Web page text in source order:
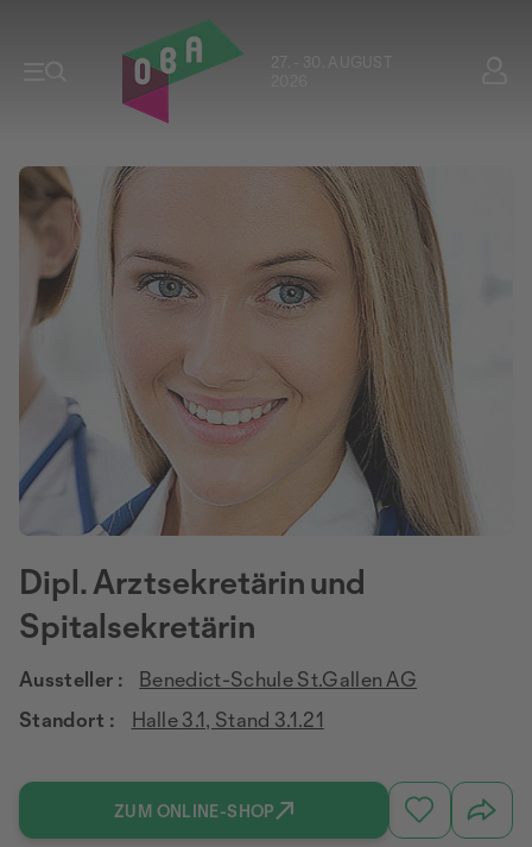
27. - 30. AUGUST
Dipl. Arztsekretärin und
Spitalsekretärin
Aussteller :
Benedict-Schule St.Gallen AG
Standort :
Halle 3.1, Stand 3.1.21
ZUM ONLINE-SHOP